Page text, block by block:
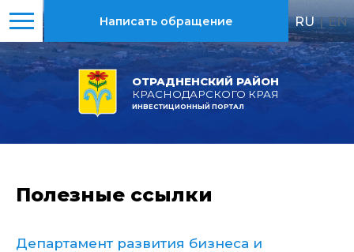
ОТРАДНЕНСКИЙ РАЙОН
КРАСНОДАРСКОГО КРАЯ
ИНВЕСТИЦИОННЫЙ ПОРТАЛ
Написать обращение RU | EN
Полезные ссылки
Департамент развития бизнеса и